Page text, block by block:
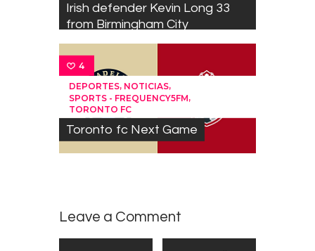
Irish defender Kevin Long 33
from Birmingham City
4
DEPORTES, NOTICIAS,
SPORTS - FREQUENCY5FM,
TORONTO FC
Toronto fc Next Game
Leave a Comment